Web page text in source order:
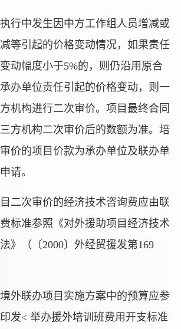
行中发生因中方工作组人员增减或
等引起的价格变动情况，如果责任
动幅度小于5%的，则仍沿用原合
办单位责任引起的价格变动，则一
机构进行二次审价。项目最终合同
方机构二次审价后的数额为准。培
价的项目价款为承办单位及联办单
请。
二次审价的经济技术咨询费应由联
标准参照《对外援助项目经济技术
》（〔2000〕外经贸援发第169
境外联办项目实施方案中的预算应参
发< 举办援外培训班费用开支标准